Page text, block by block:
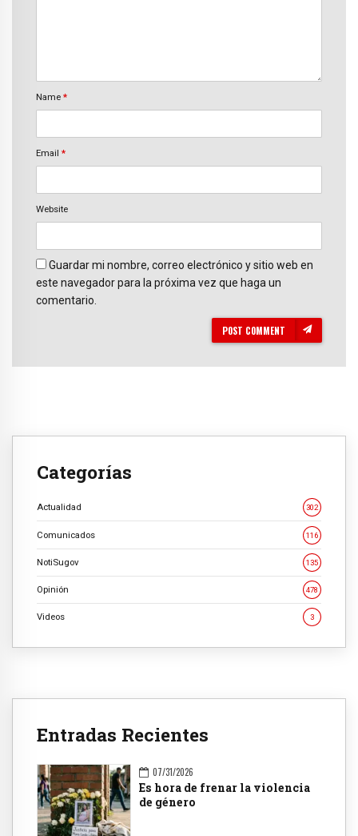
Name *
Email *
Website
Guardar mi nombre, correo electrónico y sitio web en
este navegador para la próxima vez que haga un
comentario.
POST COMMENT
Categorías
Actualidad 302
Comunicados 116
NotiSugov 135
Opinión 478
Videos 3
Entradas Recientes
07/31/2026
Es hora de frenar la violencia
de género